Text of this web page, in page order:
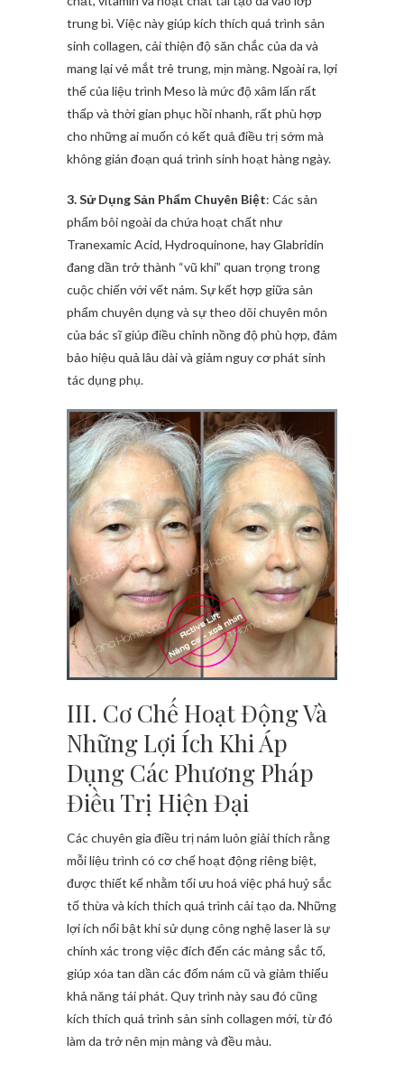
trung bì. Việc này giúp kích thích quá trình sản
sinh collagen, cải thiện độ săn chắc của da và
mang lại vẻ mắt trẻ trung, mịn màng. Ngoài ra, lợi
thế của liệu trình Meso là mức độ xâm lấn rất
thấp và thời gian phục hồi nhanh, rất phù hợp
cho những ai muốn có kết quả điều trị sớm mà
không gián đoạn quá trình sinh hoạt hàng ngày.
3. Sử Dụng Sản Phẩm Chuyên Biệt: Các sản
phẩm bôi ngoài da chứa hoạt chất như
Tranexamic Acid, Hydroquinone, hay Glabridin
đang dần trở thành “vũ khí” quan trọng trong
cuộc chiến với vết nám. Sự kết hợp giữa sản
phẩm chuyên dụng và sự theo dõi chuyên môn
của bác sĩ giúp điều chỉnh nồng độ phù hợp, đảm
bảo hiệu quả lâu dài và giảm nguy cơ phát sinh
tác dụng phụ.
III. Cơ Chế Hoạt Động Và
Những Lợi Ích Khi Áp
Dụng Các Phương Pháp
Điều Trị Hiện Đại
Các chuyên gia điều trị nám luôn giải thích rằng
mỗi liệu trình có cơ chế hoạt động riêng biệt,
được thiết kế nhằm tối ưu hoá việc phá huỷ sắc
tố thừa và kích thích quá trình cải tạo da. Những
lợi ích nổi bật khi sử dụng công nghệ laser là sự
chính xác trong việc đích đến các mảng sắc tố,
giúp xóa tan dần các đốm nám cũ và giảm thiểu
khả năng tái phát. Quy trình này sau đó cũng
kích thích quá trình sản sinh collagen mới, từ đó
làm da trở nên mịn màng và đều màu.